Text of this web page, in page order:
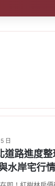
日
路進度整
水岸宅行